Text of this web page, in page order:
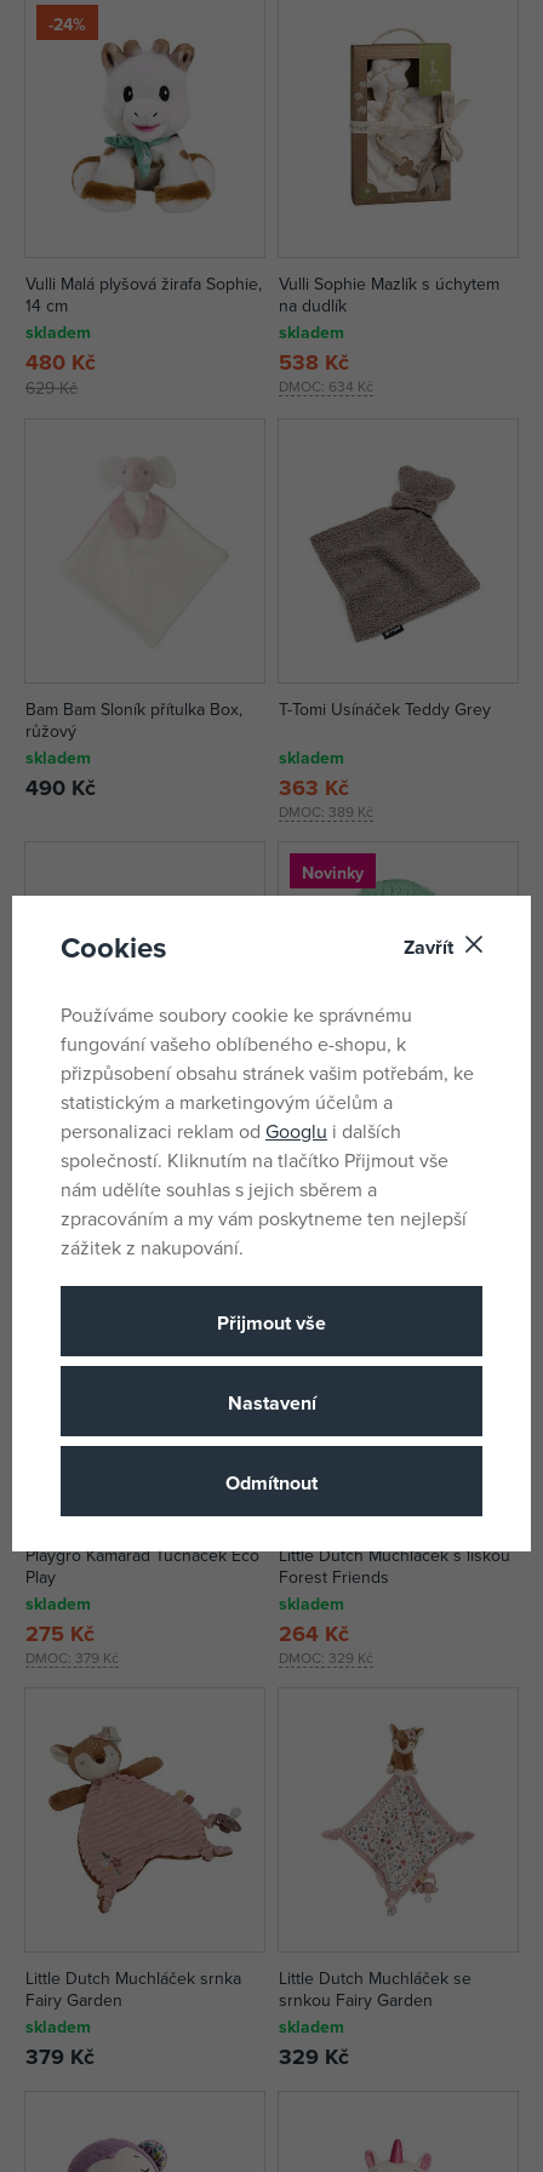
-24%
Vulli Malá plyšová žirafa Sophie,
14 cm
skladem
629 Kč
480 Kč
Vulli Sophie Mazlík s úchytem
na dudlík
skladem
DMOC: 634 Kč
538 Kč
Bam Bam Sloník přítulka Box,
růžový
skladem
490 Kč
T-Tomi Usínáček Teddy Grey
skladem
DMOC: 389 Kč
363 Kč
Fisher Price Králíček se
zklidňující hudbou
skladem
DMOC:
905 Kč
Novinky
Playgro Kamarádka Želvička
Eco Play
skladem
DMOC:
289 Kč
Playgro Kamarád Tučňáček Eco
Play
skladem
DMOC: 379 Kč
275 Kč
Little Dutch Muchláček s liškou
Forest Friends
skladem
DMOC: 329 Kč
264 Kč
Little Dutch Muchláček srnka
Fairy Garden
skladem
379 Kč
Little Dutch Muchláček se
srnkou Fairy Garden
skladem
329 Kč
Cookies Zavřít
Používáme soubory cookie ke správnému
fungování vašeho oblíbeného e-shopu, k
přizpůsobení obsahu stránek vašim potřebám, ke
statistickým a marketingovým účelům a
personalizaci reklam od Googlu i dalších
společností. Kliknutím na tlačítko Přijmout vše
nám udělíte souhlas s jejich sběrem a
zpracováním a my vám poskytneme ten nejlepší
zážitek z nakupování.
Přijmout vše
Nastavení
Odmítnout